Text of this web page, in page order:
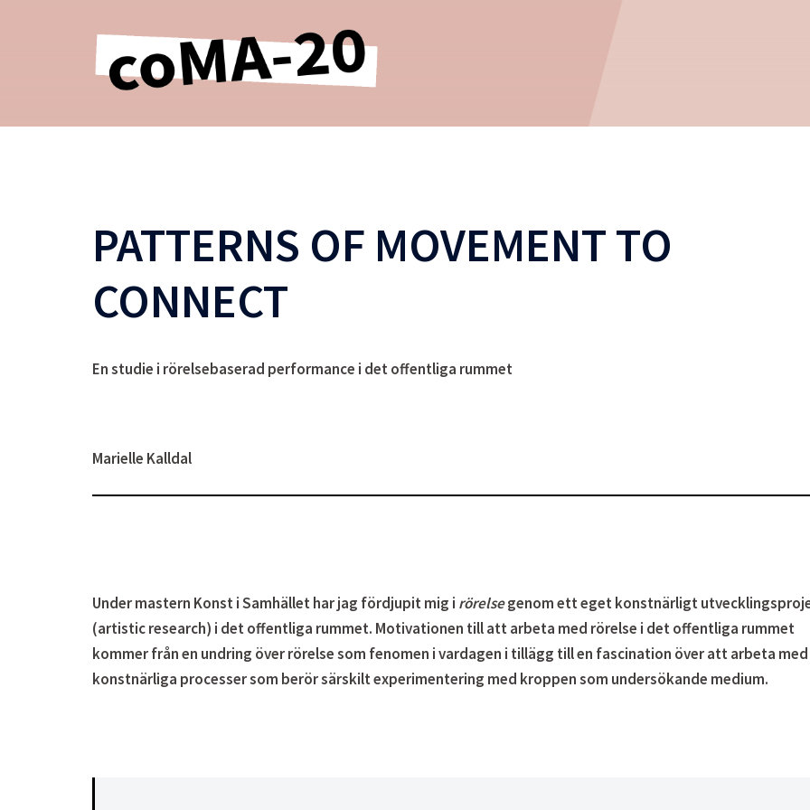
PATTERNS OF MOVEMENT TO
CONNECT
En studie i rörelsebaserad performance i det offentliga rummet
Marielle Kalldal
Under mastern Konst i Samhället har jag fördjupit mig i rörelsegenom ett eget konstnärligt
(artistic research) i det offentliga rummet. Motivationen till att arbeta med rörelse i det offentliga rummet
kommer från en undring över rörelse som fenomen i vardagen i tillägg till en fascination över att arbeta med
konstnärliga processer som berör särskilt experimentering med kroppen som undersökande medium.